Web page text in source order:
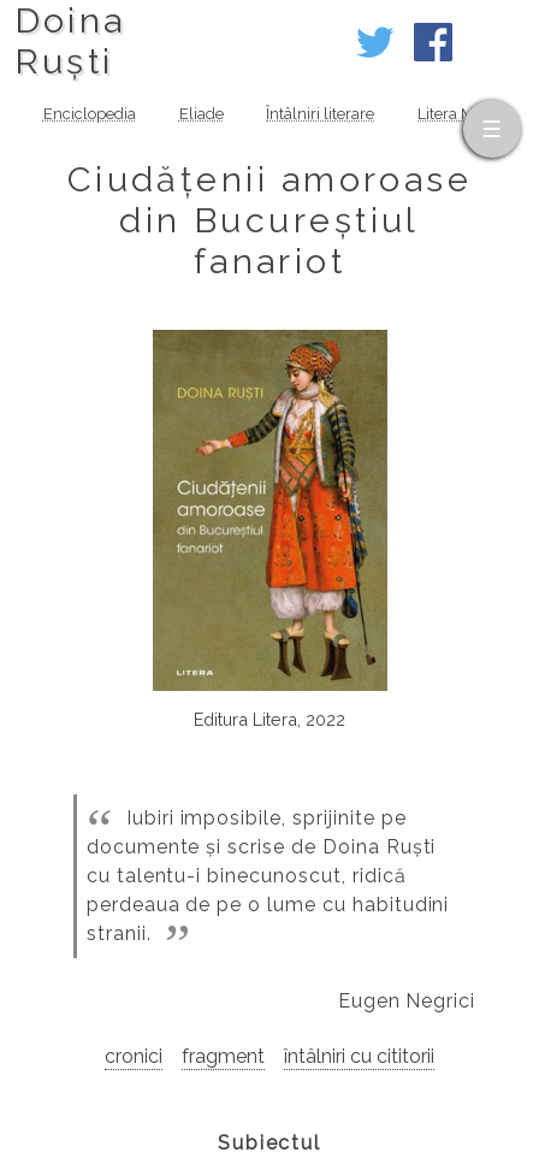
Doina
Ruști
Enciclopedia Eliade Întâlniri literare Litera MOV
Ciudățenii amoroase
din Bucureștiul
fanariot
Editura Litera, 2022
Iubiri imposibile, sprijinite pe
documente și scrise de Doina Ruști
cu talentu-i binecunoscut, ridică
perdeaua de pe o lume cu habitudini
stranii.
Eugen Negrici
cronici fragment întâlniri cu cititorii
Subiectul